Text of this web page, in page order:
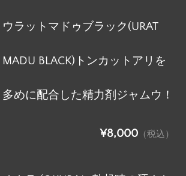
ウラットマドゥブラック(URAT
MADU BLACK)トンカットアリを
多めに配合した精力剤ジャムウ！
¥8,000 （税込）